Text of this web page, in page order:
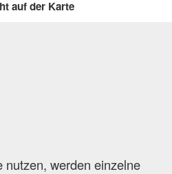
auf der Karte
nutzen, werden einzelne